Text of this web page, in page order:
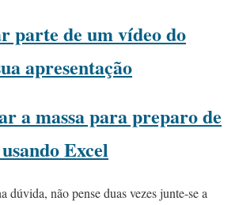
parte de um vídeo do
apresentação
a massa para preparo de
Excel
dúvida, não pense duas vezes junte-se a